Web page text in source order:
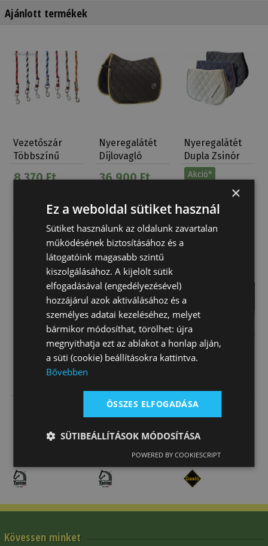
Ajánlott termékek
Vezetőszár
Többszínű
8 370 Ft
Nyeregalátét
Díjlovagló
Csillá…
36 900 Ft
Nyeregalátét
Dupla Zsinór
Tattini
Akció*
19 500 Ft
Nyeregalátét
19 990 Ft
Tattini
Akció*
Feltételekkel
26 870 Ft
Póni Daslö E…
Akció*
Feltételekkel
15 700 Ft
Kövessen minket
×
Ez a weboldal sütiket használ
Sütiket használunk az oldalunk zavartalan
működésének biztosításához és a
látogatóink magasabb szintű
kiszolgálásához. A kijelölt sütik
elfogadásával (engedélyezésével)
hozzájárul azok aktiválásához és a
személyes adatai kezeléséhez, melyet
bármikor módosíthat, törölhet: újra
megnyithatja ezt az ablakot a honlap alján,
a süti (cookie) beállításokra kattintva.
Bővebben
ÖSSZES ELFOGADÁSA
SÜTIBEÁLLÍTÁSOK MÓDOSÍTÁSA
POWERED BY COOKIESCRIPT